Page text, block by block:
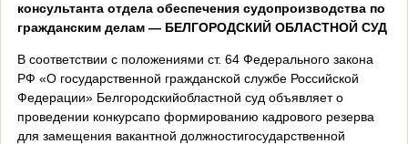
консультанта отдела обеспечения судопроизводства по
гражданским делам — БЕЛГОРОДСКИЙ ОБЛАСТНОЙ СУД
В соответствии с положениями ст. 64 Федерального закона
РФ «О государственной гражданской службе Российской
Федерации» Белгородскийобластной суд объявляет о
проведении конкурсапо формированию кадрового резерва
для замещения вакантной должностигосударственной